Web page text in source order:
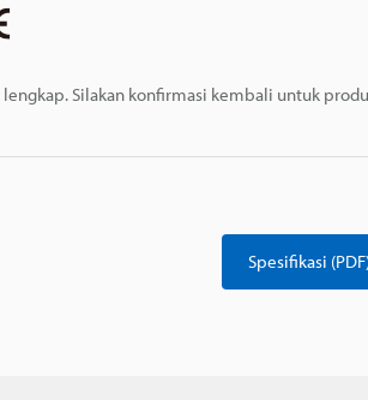
Silakan konfirmasi kembali untuk
Spesifikasi